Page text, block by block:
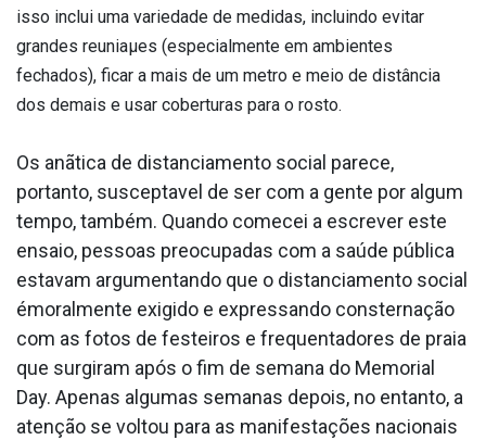
isso inclui uma variedade de medidas, incluindo evitar
grandes reuniaµes (especialmente em ambientes
fechados), ficar a mais de um metro e meio de distância
dos demais e usar coberturas para o rosto.
Os anãtica de distanciamento social parece,
portanto, suscepta­vel de ser com a gente por algum
tempo, também. Quando comecei a escrever este
ensaio, pessoas preocupadas com a saúde pública
estavam argumentando que o distanciamento social
émoralmente exigido e expressando consternação
com as fotos de festeiros e frequentadores de praia
que surgiram após o fim de semana do Memorial
Day. Apenas algumas semanas depois, no entanto, a
atenção se voltou para as manifestações nacionais